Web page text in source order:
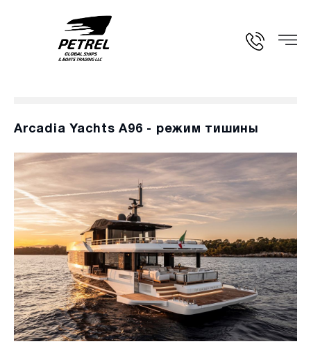
Arcadia Yachts A96 - режим тишины